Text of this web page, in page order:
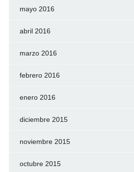
mayo 2016
abril 2016
marzo 2016
febrero 2016
enero 2016
diciembre 2015
noviembre 2015
octubre 2015